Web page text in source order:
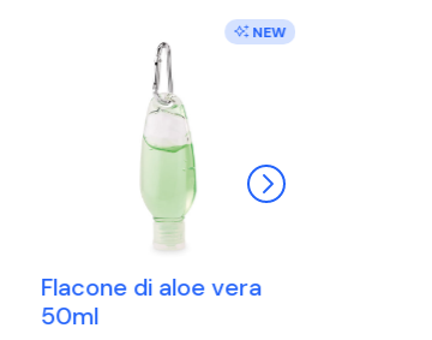
NEW
Flacone di aloe vera
50ml